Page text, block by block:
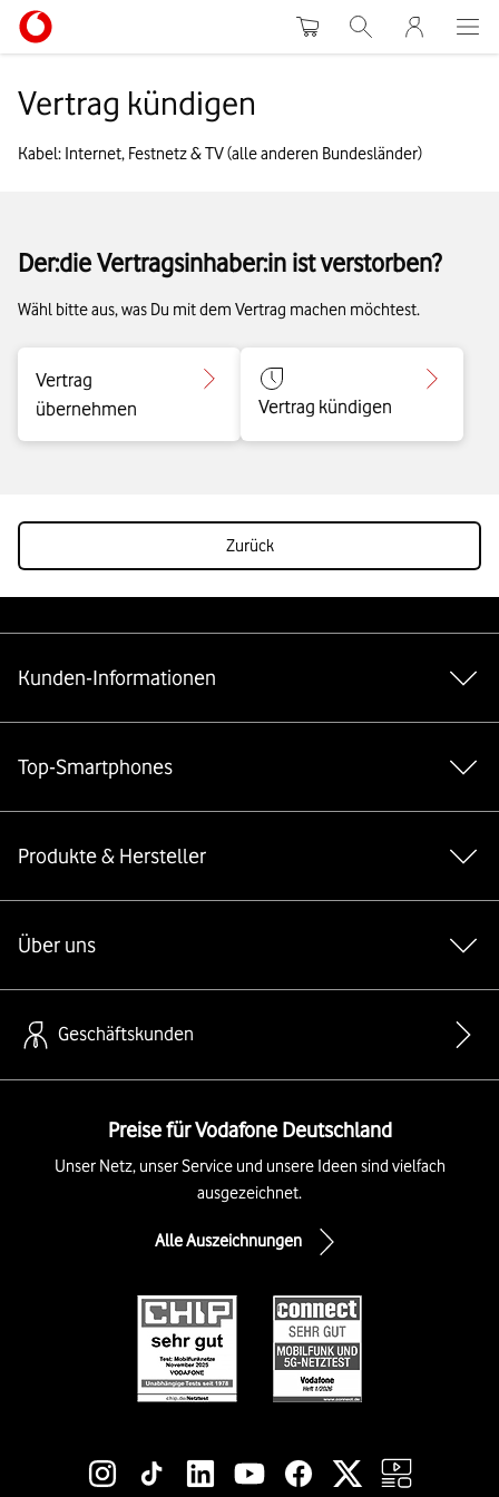
WarenkorbSuche
Vertrag kündigen
Kabel: Internet, Festnetz & TV (alle anderen Bundesländer)
Der:die Vertragsinhaber:in ist verstorben?
Wähl bitte aus, was Du mit dem Vertrag machen möchtest.
Vertrag
übernehmen
Vertrag kündigen
Zurück
Kunden-Informationen
Top-Smartphones
Produkte & Hersteller
Über uns
Geschäftskunden
Preise für Vodafone Deutschland
Unser Netz, unser Service und unsere Ideen sind vielfach
ausgezeichnet.
Alle Auszeichnungen